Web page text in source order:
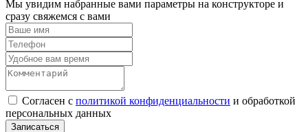
Мы увидим набранные вами параметры на конструкторе и
сразу свяжемся с вами
Согласен с политикой конфиденциальности и обработкой
персональных данных